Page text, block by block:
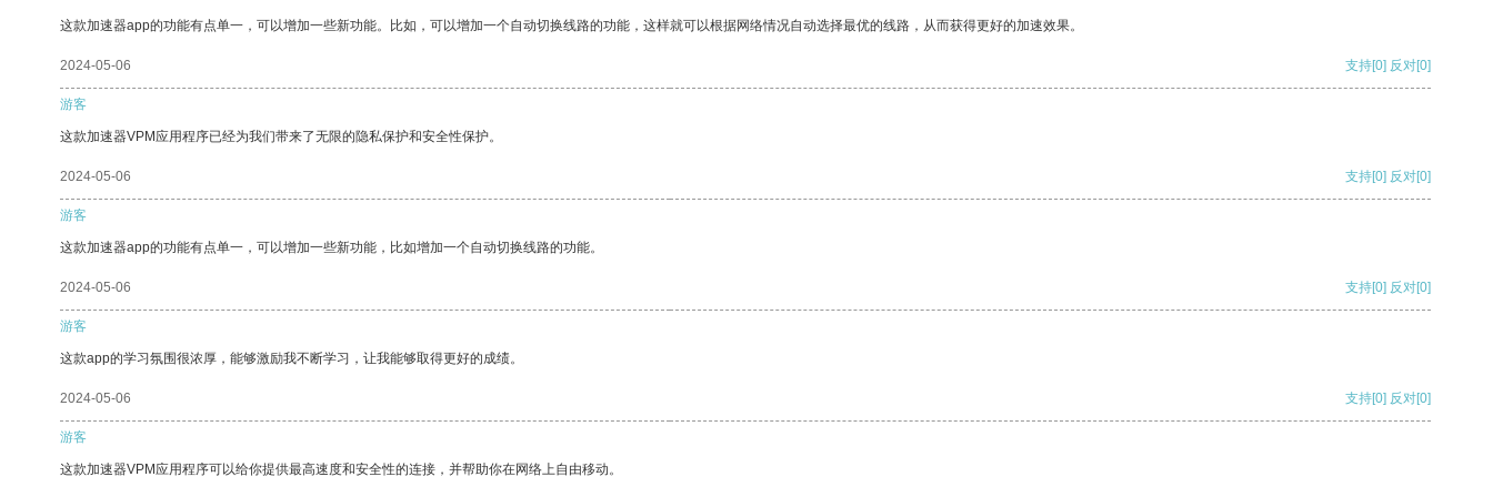
这款加速器app的功能有点单一，可以增加一些新功能。比如，可以增加一个自动切换线路的功能，这样就可以根据网络情况自动选择最优的线路，从而获得更好的加速效果。
2024-05-06 支持[0] 反对[0]
游客
这款加速器VPM应用程序已经为我们带来了无限的隐私保护和安全性保护。
2024-05-06 支持[0] 反对[0]
游客
这款加速器app的功能有点单一，可以增加一些新功能，比如增加一个自动切换线路的功能。
2024-05-06 支持[0] 反对[0]
游客
这款app的学习氛围很浓厚，能够激励我不断学习，让我能够取得更好的成绩。
2024-05-06 支持[0] 反对[0]
游客
这款加速器VPM应用程序可以给你提供最高速度和安全性的连接，并帮助你在网络上自由移动。